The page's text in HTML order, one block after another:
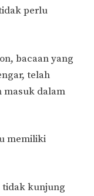
perlu
bacaan yang
telah
masuk dalam
memiliki
kunjung